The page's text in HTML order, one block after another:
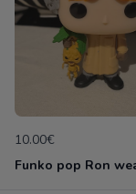
10.00€